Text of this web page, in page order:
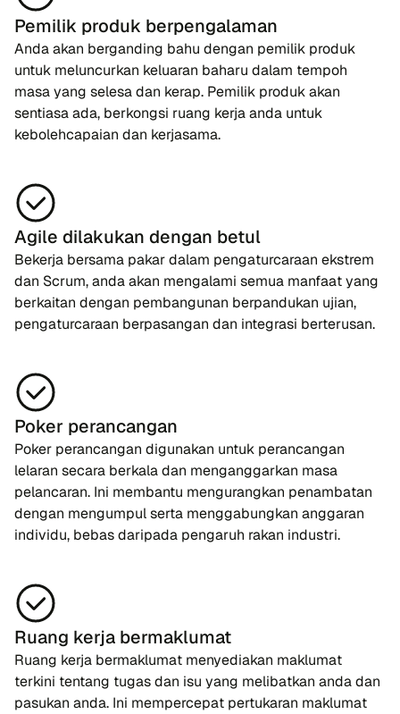
Pemilik produk berpengalaman
Anda akan berganding bahu dengan pemilik produk
untuk meluncurkan keluaran baharu dalam tempoh
masa yang selesa dan kerap. Pemilik produk akan
sentiasa ada, berkongsi ruang kerja anda untuk
kebolehcapaian dan kerjasama.
Agile dilakukan dengan betul
Bekerja bersama pakar dalam pengaturcaraan ekstrem
dan Scrum, anda akan mengalami semua manfaat yang
berkaitan dengan pembangunan berpandukan ujian,
pengaturcaraan berpasangan dan integrasi berterusan.
Poker perancangan
Poker perancangan digunakan untuk perancangan
lelaran secara berkala dan menganggarkan masa
pelancaran. Ini membantu mengurangkan penambatan
dengan mengumpul serta menggabungkan anggaran
individu, bebas daripada pengaruh rakan industri.
Ruang kerja bermaklumat
Ruang kerja bermaklumat menyediakan maklumat
terkini tentang tugas dan isu yang melibatkan anda dan
pasukan anda. Ini mempercepat pertukaran maklumat